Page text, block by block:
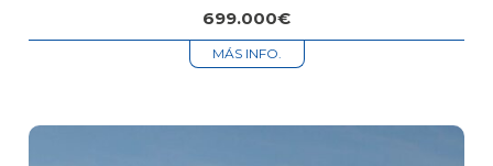
699.000€
MÁS INFO.